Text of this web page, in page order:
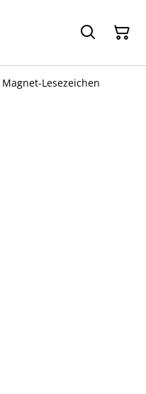
Magnet-Lesezeichen